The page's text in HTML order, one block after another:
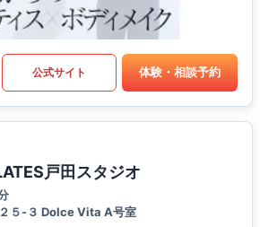
公式サイト 体験・相談予約
戸田スタジオ
５-３ Dolce Vita A号室